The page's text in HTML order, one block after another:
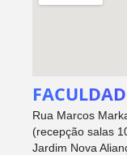
Rua Marcos
(recepção salas
Jardim Nova